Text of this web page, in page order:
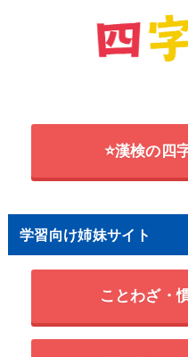
⭐漢検の四
学習向け姉妹サイト
ことわざ・